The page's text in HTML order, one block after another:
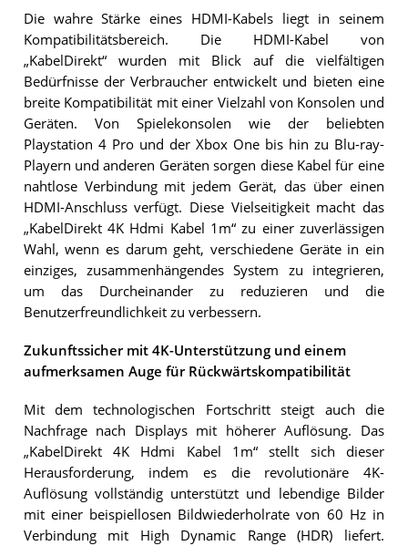
Die wahre Stärke eines HDMI-Kabels liegt in seinem
Kompatibilitätsbereich. Die HDMI-Kabel von
„KabelDirekt“ wurden mit Blick auf die vielfältigen
Bedürfnisse der Verbraucher entwickelt und bieten eine
breite Kompatibilität mit einer Vielzahl von Konsolen und
Geräten. Von Spielekonsolen wie der beliebten
Playstation 4 Pro und der Xbox One bis hin zu Blu-ray-
Playern und anderen Geräten sorgen diese Kabel für eine
nahtlose Verbindung mit jedem Gerät, das über einen
HDMI-Anschluss verfügt. Diese Vielseitigkeit macht das
„KabelDirekt 4K Hdmi Kabel 1m“ zu einer zuverlässigen
Wahl, wenn es darum geht, verschiedene Geräte in ein
einziges, zusammenhängendes System zu integrieren,
um das Durcheinander zu reduzieren und die
Benutzerfreundlichkeit zu verbessern.
Zukunftssicher mit 4K-Unterstützung und einem
aufmerksamen Auge für Rückwärtskompatibilität
Mit dem technologischen Fortschritt steigt auch die
Nachfrage nach Displays mit höherer Auflösung. Das
„KabelDirekt 4K Hdmi Kabel 1m“ stellt sich dieser
Herausforderung, indem es die revolutionäre 4K-
Auflösung vollständig unterstützt und lebendige Bilder
mit einer beispiellosen Bildwiederholrate von 60 Hz in
Verbindung mit High Dynamic Range (HDR) liefert.